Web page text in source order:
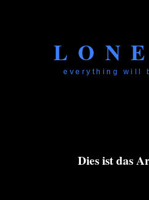
everything will
Dies ist das